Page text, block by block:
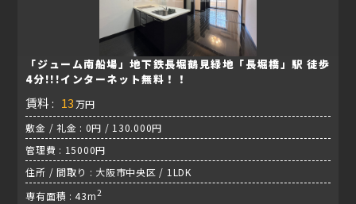
「ジューム南船場」地下鉄長堀鶴見緑地「長堀橋」駅 徒歩
4分!!!インターネット無料！！
賃料 : 13 万円
敷金 / 礼金 : 0円 / 130.000円
管理費 : 15000円
住所 / 間取り : 大阪市中央区 / 1LDK
専有面積 : 43m2